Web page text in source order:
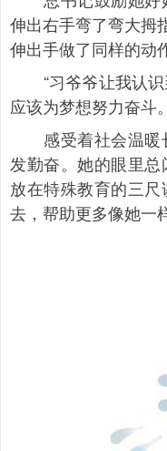
伸出右手弯了弯大拇
伸出手做了同样的动
“习爷爷让我认识
应该为梦想努力奋斗
感受着社会温暖
发勤奋。她的眼里
放在特殊教育的三
去，帮助更多像她一